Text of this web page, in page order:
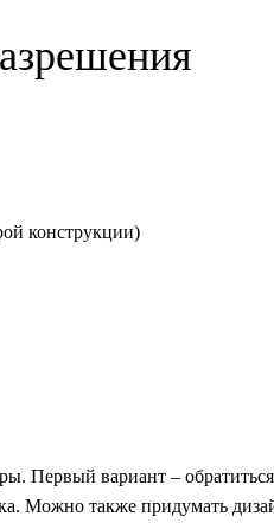
конструкции)
Первый вариант –
Можно также придумать